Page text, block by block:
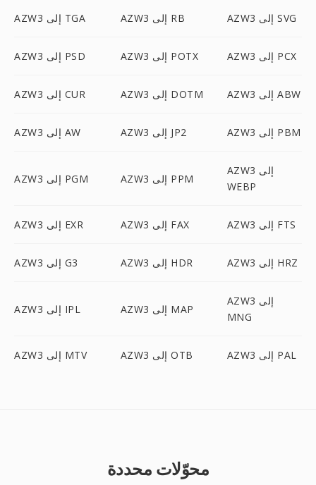
AZW3 إلى TGA AZW3 إلى RB AZW3 إلى SVG
AZW3 إلى PSD AZW3 إلى POTX AZW3 إلى PCX
AZW3 إلى CUR AZW3 إلى DOTM AZW3 إلى ABW
AZW3 إلى AW AZW3 إلى JP2 AZW3 إلى PBM
AZW3 إلى PGM AZW3 إلى PPM
AZW3 إلى
WEBP
AZW3 إلى EXR AZW3 إلى FAX AZW3 إلى FTS
AZW3 إلى G3 AZW3 إلى HDR AZW3 إلى HRZ
AZW3 إلى IPL AZW3 إلى MAP
AZW3 إلى
MNG
AZW3 إلى MTV AZW3 إلى OTB AZW3 إلى PAL
محوّلات محددة